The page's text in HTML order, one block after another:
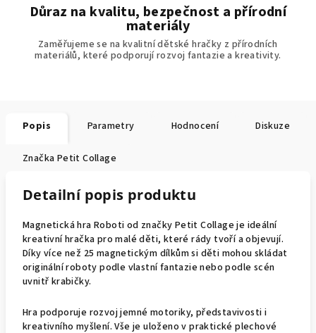
Důraz na kvalitu, bezpečnost a přírodní
materiály
Zaměřujeme se na kvalitní dětské hračky z přírodních
materiálů, které podporují rozvoj fantazie a kreativity.
Popis Parametry Hodnocení Diskuze
Značka Petit Collage
Detailní popis produktu
Magnetická hra Roboti od značky Petit Collage je ideální
kreativní hračka pro malé děti, které rády tvoří a objevují.
Díky více než 25 magnetickým dílkům si děti mohou skládat
originální roboty podle vlastní fantazie nebo podle scén
uvnitř krabičky.
Hra podporuje rozvoj jemné motoriky, představivosti i
kreativního myšlení. Vše je uloženo v praktické plechové